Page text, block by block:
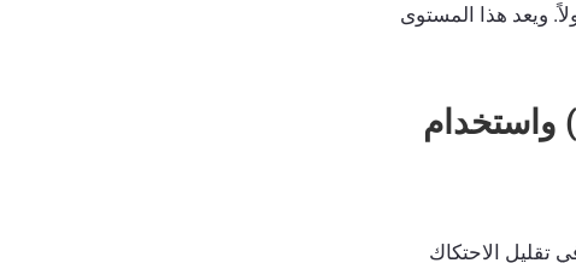
ويعد هذا المستوى
2.2. يعزز كفاءة استكشاف محركات البحث (SEO) واستخدام
تقليل الاحتكاك